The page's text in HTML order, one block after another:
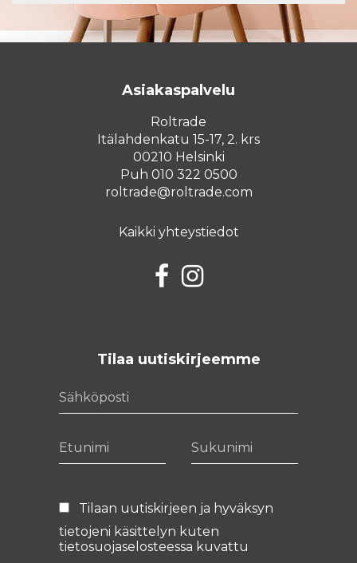
Asiakaspalvelu
Roltrade
Itälahdenkatu 15-17, 2. krs
00210 Helsinki
Puh 010 322 0500
roltrade@roltrade.com
Kaikki yhteystiedot
FacebookInstagram
Tilaa uutiskirjeemme
Tilaan uutiskirjeen ja hyväksyn
tietojeni käsittelyn kuten
tietosuojaselosteessa kuvattu